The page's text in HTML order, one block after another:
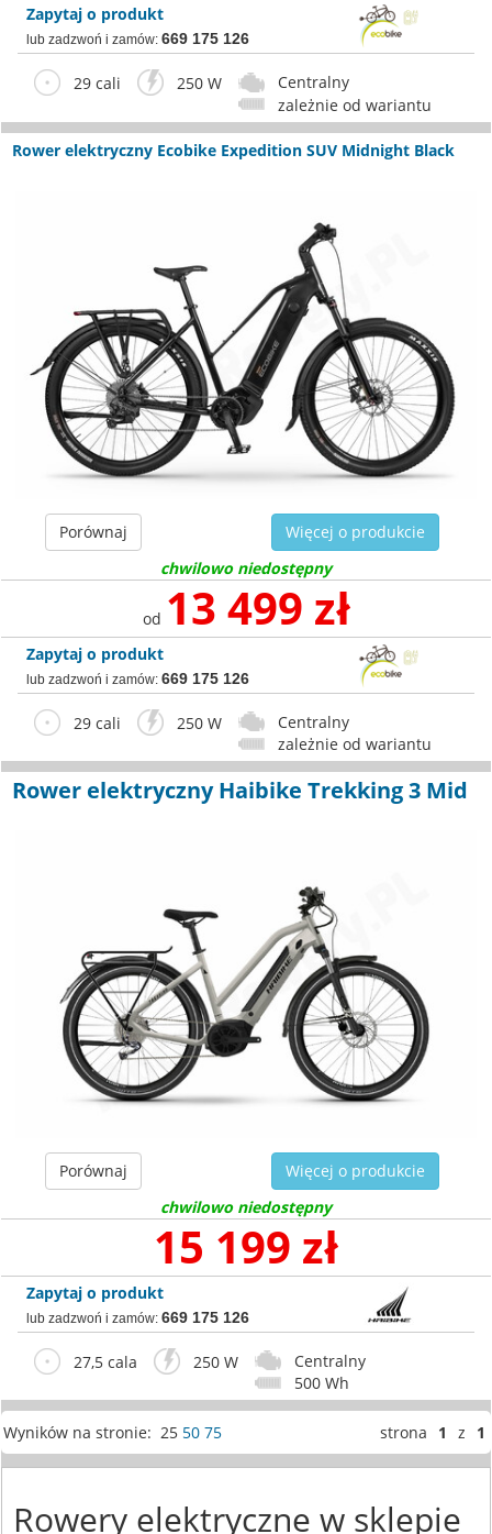
Zapytaj o produkt
lub zadzwoń i zamów: 669 175 126
29 cali 250 W
Centralny
zależnie od wariantu
Rower elektryczny Ecobike Expedition SUV Midnight Black
Porównaj
Więcej o produkcie
chwilowo niedostępny
od 13 499 zł
Zapytaj o produkt
lub zadzwoń i zamów: 669 175 126
29 cali 250 W
Centralny
zależnie od wariantu
Rower elektryczny Haibike Trekking 3 Mid
Porównaj
Więcej o produkcie
chwilowo niedostępny
15 199 zł
Zapytaj o produkt
lub zadzwoń i zamów: 669 175 126
27,5 cala 250 W
Centralny
500 Wh
strona 1 z 1
Wyników na stronie: 25 50 75
Rowery elektryczne w sklepie